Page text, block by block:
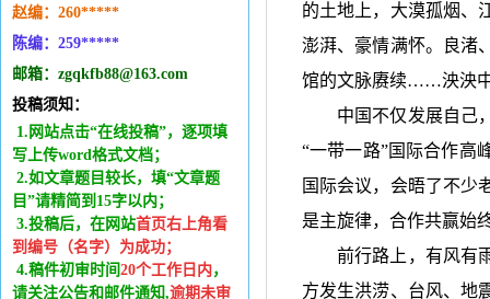
赵编：260*****
陈编：259*****
邮箱：zgqkfb88@163.com
投稿须知：
1.网站点击“在线投稿”，逐项填
写上传word格式文档；
2.如文章题目较长，填“文章题
目”请精简到15字以内；
3.投稿后，在网站首页右上角看
到编号（名字）为成功；
4.稿件初审时间 20个工作日内 ，
请关注公告和邮件通知,逾期未审
的土地上，大漠孤烟、
澎湃、豪情满怀。良渚
馆的文脉赓续……泱泱中
中国不仅发展自己
“一带一路”国际合作高
国际会议，会晤了不少
是主旋律，合作共赢始
前行路上，有风有
方发生洪涝、台风、地